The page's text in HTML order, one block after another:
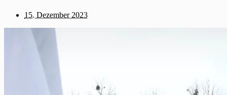
15. Dezember 2023